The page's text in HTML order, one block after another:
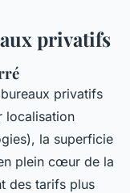
privatifs
privatifs
localisation
la superficie
plein cœur de la
des tarifs plus